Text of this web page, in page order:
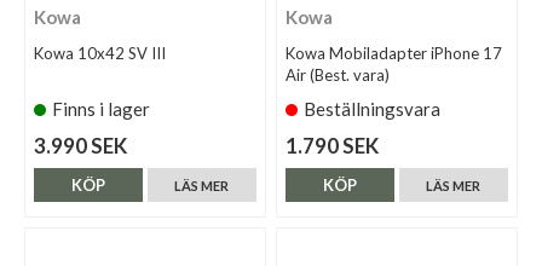
Kowa
Kowa 10x42 SV III
Finns i lager
3.990 SEK
LÄS MER
KÖP
Kowa
Kowa Mobiladapter iPhone 17
Air (Best. vara)
Beställningsvara
1.790 SEK
LÄS MER
KÖP